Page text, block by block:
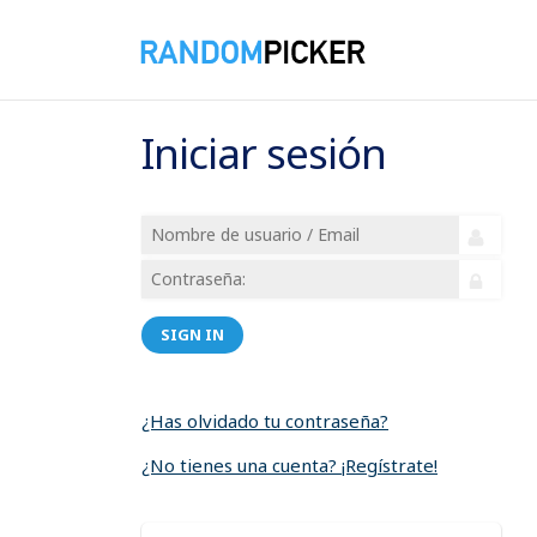
Iniciar sesión
SIGN IN
¿Has olvidado tu contraseña?
¿No tienes una cuenta? ¡Regístrate!